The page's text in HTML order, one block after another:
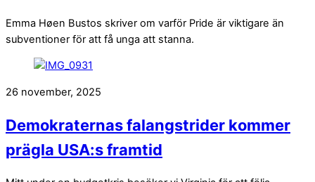
Emma Høen Bustos skriver om varför Pride är viktigare än
subventioner för att få unga att stanna.
26 november, 2025
Demokraternas falangstrider kommer
prägla USA:s framtid